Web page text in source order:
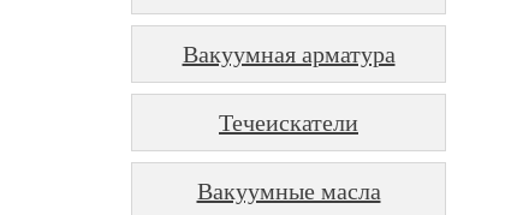
Вакуумная арматура
Течеискатели
Вакуумные масла